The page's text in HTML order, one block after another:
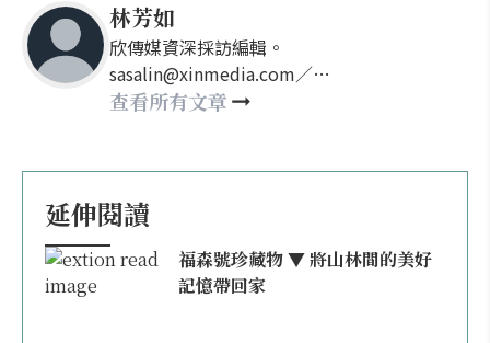
林芳如
欣傳媒資深採訪編輯。
sasalin@xinmedia.com／
happy21917@gmail.com
查看所有文章
延伸閱讀
福森號珍藏物 ▼ 將山林間的美好
記憶帶回家